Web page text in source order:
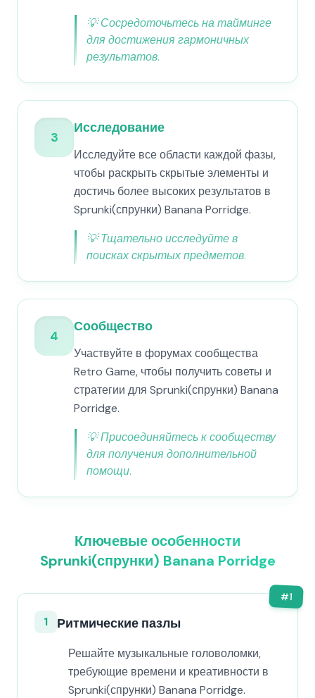
💡Сосредоточьтесь на тайминге
для достижения гармоничных
результатов.
3
Исследование
Исследуйте все области каждой фазы,
чтобы раскрыть скрытые элементы и
достичь более высоких результатов в
Sprunki(спрунки) Banana Porridge.
💡Тщательно исследуйте в
поисках скрытых предметов.
4
Сообщество
Участвуйте в форумах сообщества
Retro Game, чтобы получить советы и
стратегии для Sprunki(спрунки) Banana
Porridge.
💡Присоединяйтесь к сообществу
для получения дополнительной
помощи.
Ключевые особенности
Sprunki(спрунки) Banana Porridge
#1
1 Ритмические пазлы
Решайте музыкальные головоломки,
требующие времени и креативности в
Sprunki(спрунки) Banana Porridge.